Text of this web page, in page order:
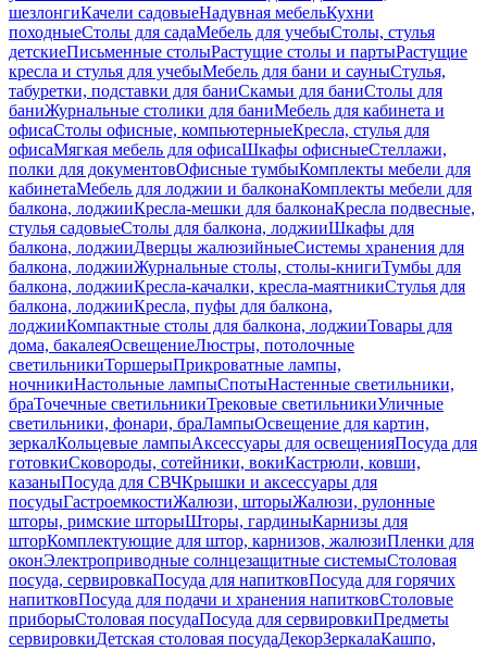
шезлонгиКачели садовыеНадувная мебельКухни
походныеСтолы для садаМебель для учебыСтолы, стулья
детскиеПисьменные столыРастущие столы и партыРастущие
кресла и стулья для учебыМебель для бани и сауныСтулья,
табуретки, подставки для баниСкамьи для баниСтолы для
баниЖурнальные столики для баниМебель для кабинета и
офисаСтолы офисные, компьютерныеКресла, стулья для
офисаМягкая мебель для офисаШкафы офисныеСтеллажи,
полки для документовОфисные тумбыКомплекты мебели для
кабинетаМебель для лоджии и балконаКомплекты мебели для
балкона, лоджииКресла-мешки для балконаКресла подвесные,
стулья садовыеСтолы для балкона, лоджииШкафы для
балкона, лоджииДверцы жалюзийныеСистемы хранения для
балкона, лоджииЖурнальные столы, столы-книгиТумбы для
балкона, лоджииКресла-качалки, кресла-маятникиСтулья для
балкона, лоджииКресла, пуфы для балкона,
лоджииКомпактные столы для балкона, лоджииТовары для
дома, бакалеяОсвещениеЛюстры, потолочные
светильникиТоршерыПрикроватные лампы,
ночникиНастольные лампыСпотыНастенные светильники,
браТочечные светильникиТрековые светильникиУличные
светильники, фонари, браЛампыОсвещение для картин,
зеркалКольцевые лампыАксессуары для освещенияПосуда для
готовкиСковороды, сотейники, вокиКастрюли, ковши,
казаныПосуда для СВЧКрышки и аксессуары для
посудыГастроемкостиЖалюзи, шторыЖалюзи, рулонные
шторы, римские шторыШторы, гардиныКарнизы для
шторКомплектующие для штор, карнизов, жалюзиПленки для
оконЭлектроприводные солнцезащитные системыСтоловая
посуда, сервировкаПосуда для напитковПосуда для горячих
напитковПосуда для подачи и хранения напитковСтоловые
приборыСтоловая посудаПосуда для сервировкиПредметы
сервировкиДетская столовая посудаДекорЗеркалаКашпо,